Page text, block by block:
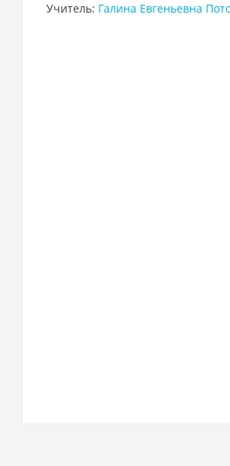
Учитель: Галина Евгеньевна